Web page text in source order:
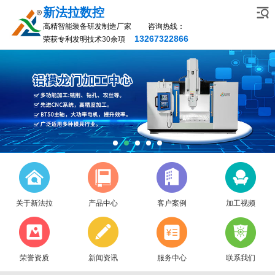
新法拉数控
高精智能装备研发制造厂家 咨询热线：
荣获专利发明技术30余項 13267322866
关于新法拉 产品中心 客户案例 加工视频
荣誉资质 新闻资讯 服务中心 联系我们